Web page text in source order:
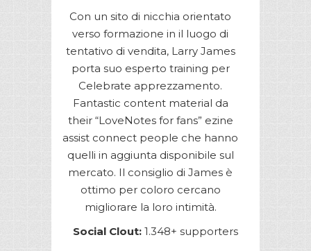
Con un sito di nicchia orientato
verso formazione in il luogo di
tentativo di vendita, Larry James
porta suo esperto training per
Celebrate apprezzamento.
Fantastic content material da
their “LoveNotes for fans” ezine
assist connect people che hanno
quelli in aggiunta disponibile sul
mercato. Il consiglio di James è
ottimo per coloro cercano
migliorare la loro intimità.
Social Clout: 1.348+ supporters